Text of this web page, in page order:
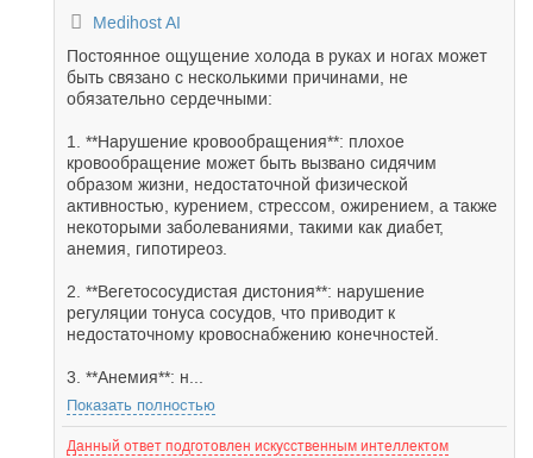
Medihost AI
Постоянное ощущение холода в руках и ногах может
быть связано с несколькими причинами, не
обязательно сердечными:
1. **Нарушение кровообращения**: плохое
кровообращение может быть вызвано сидячим
образом жизни, недостаточной физической
активностью, курением, стрессом, ожирением, а также
некоторыми заболеваниями, такими как диабет,
анемия, гипотиреоз.
2. **Вегетососудистая дистония**: нарушение
регуляции тонуса сосудов, что приводит к
недостаточному кровоснабжению конечностей.
3. **Анемия**: н...
Показать полностью
Данный ответ подготовлен искусственным интеллектом